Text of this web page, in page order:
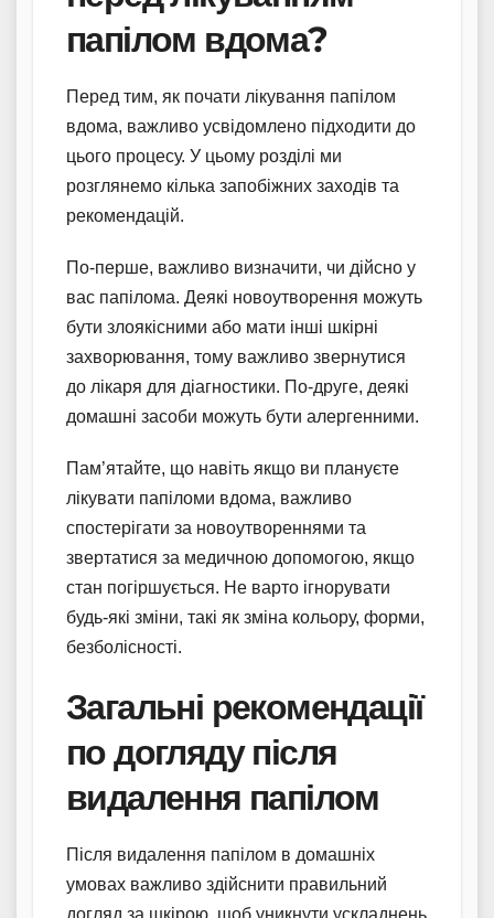
папілом вдома?
Перед тим, як почати лікування папілом
вдома, важливо усвідомлено підходити до
цього процесу. У цьому розділі ми
розглянемо кілька запобіжних заходів та
рекомендацій.
По-перше, важливо визначити, чи дійсно у
вас папілома. Деякі новоутворення можуть
бути злоякісними або мати інші шкірні
захворювання, тому важливо звернутися
до лікаря для діагностики. По-друге, деякі
домашні засоби можуть бути алергенними.
Пам’ятайте, що навіть якщо ви плануєте
лікувати папіломи вдома, важливо
спостерігати за новоутвореннями та
звертатися за медичною допомогою, якщо
стан погіршується. Не варто ігнорувати
будь-які зміни, такі як зміна кольору, форми,
безболісності.
Загальні рекомендації
по догляду після
видалення папілом
Після видалення папілом в домашніх
умовах важливо здійснити правильний
догляд за шкірою, щоб уникнути ускладнень